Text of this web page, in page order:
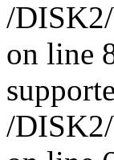
/
on line
/